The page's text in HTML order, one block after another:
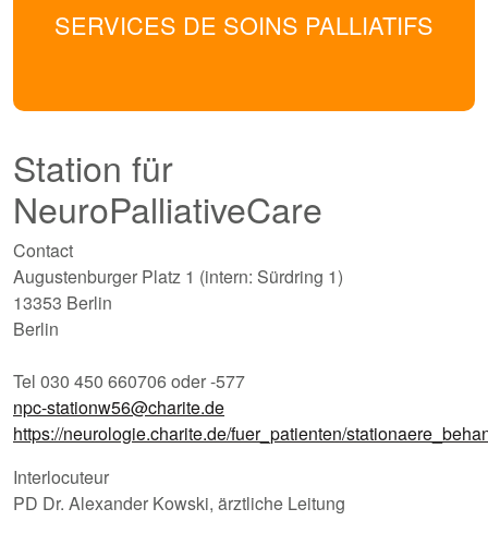
SERVICES DE SOINS PALLIATIFS
Station für
NeuroPalliativeCare
Contact
Augustenburger Platz 1 (intern: Sürdring 1)
13353 Berlin
Berlin
Tel 030 450 660706 oder -577
npc-stationw56@charite.de
https://neurologie.charite.de/fuer_patienten/
Interlocuteur
PD Dr. Alexander Kowski, ärztliche Leitung